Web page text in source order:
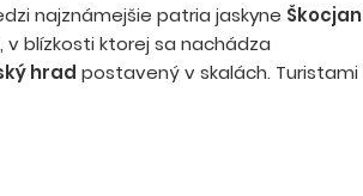
najznámejšie patria jaskyne Škocjan
, v blízkosti ktorej sa nachádza
hrad postavený v skalách. Turistami